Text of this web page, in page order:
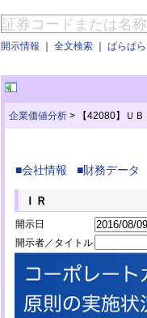
開示情報 ｜ 全文検索 ｜ ぱらぱ
企業価値分析 > 【42080】Ｕ
■会社情報 ■財務データ
ＩＲ
開示日
開示者／タイトル